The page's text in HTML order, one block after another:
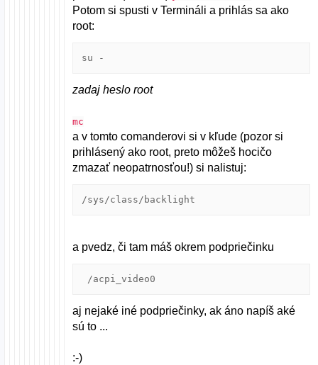
Potom si spusti v Termináli a prihlás sa ako
root:
su -
zadaj heslo root
mc
a v tomto comanderovi si v kľude (pozor si
prihlásený ako root, preto môžeš hocičo
zmazať neopatrnosťou!) si nalistuj:
/sys/class/backlight
a pvedz, či tam máš okrem podpriečinku
/acpi_video0
aj nejaké iné podpriečinky, ak áno napíš aké
sú to ...
:-)